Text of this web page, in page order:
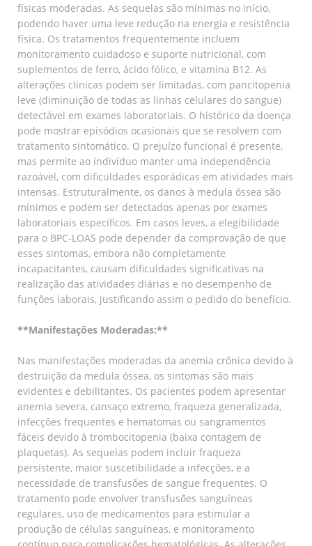
físicas moderadas. As sequelas são mínimas no início,
podendo haver uma leve redução na energia e resistência
física. Os tratamentos frequentemente incluem
monitoramento cuidadoso e suporte nutricional, com
suplementos de ferro, ácido fólico, e vitamina B12. As
alterações clínicas podem ser limitadas, com pancitopenia
leve (diminuição de todas as linhas celulares do sangue)
detectável em exames laboratoriais. O histórico da doença
pode mostrar episódios ocasionais que se resolvem com
tratamento sintomático. O prejuízo funcional é presente,
mas permite ao indivíduo manter uma independência
razoável, com dificuldades esporádicas em atividades mais
intensas. Estruturalmente, os danos à medula óssea são
mínimos e podem ser detectados apenas por exames
laboratoriais específicos. Em casos leves, a elegibilidade
para o BPC-LOAS pode depender da comprovação de que
esses sintomas, embora não completamente
incapacitantes, causam dificuldades significativas na
realização das atividades diárias e no desempenho de
funções laborais, justificando assim o pedido do benefício.
**Manifestações Moderadas:**
Nas manifestações moderadas da anemia crônica devido à
destruição da medula óssea, os sintomas são mais
evidentes e debilitantes. Os pacientes podem apresentar
anemia severa, cansaço extremo, fraqueza generalizada,
infecções frequentes e hematomas ou sangramentos
fáceis devido à trombocitopenia (baixa contagem de
plaquetas). As sequelas podem incluir fraqueza
persistente, maior suscetibilidade a infecções, e a
necessidade de transfusões de sangue frequentes. O
tratamento pode envolver transfusões sanguíneas
regulares, uso de medicamentos para estimular a
produção de células sanguíneas, e monitoramento